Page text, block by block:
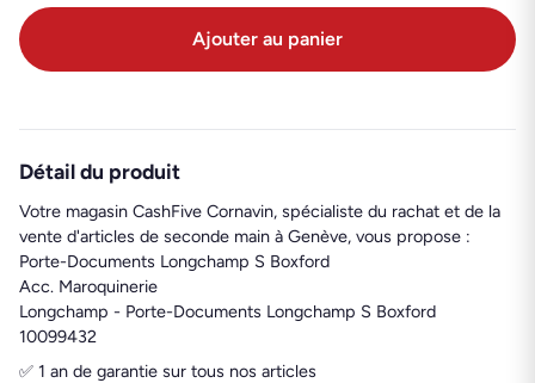
Ajouter au panier
Détail du produit
Votre magasin CashFive Cornavin, spécialiste du rachat et de la
vente d'articles de seconde main à Genève, vous propose :
Porte-Documents Longchamp S Boxford
Acc. Maroquinerie
Longchamp - Porte-Documents Longchamp S Boxford
10099432
✅ 1 an de garantie sur tous nos articles